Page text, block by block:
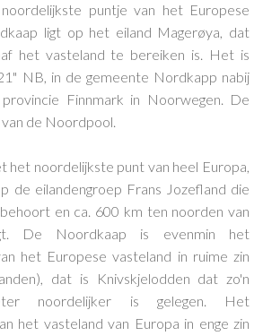
puntje van het Europese
ligt op het eiland Magerøya, dat
het vasteland te bereiken is. Het is
NB, in de gemeente Nordkapp nabij
Finnmark in Noorwegen. De
de Noordpool.
het noordelijkste punt van heel Europa,
de eilandengroep Frans Jozefland die
en ca. 600 km ten noorden van
De Noordkaap is evenmin het
het Europese vasteland in ruime zin
dat is Knivskjelodden dat zo'n
noordelijker is gelegen. Het
het vasteland van Europa in enge zin